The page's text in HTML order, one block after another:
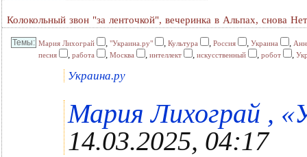
Колокольный звон "за ленточкой", вечеринка в Альпах, снова
Мария Лихограй , "Украина.ру" , Культура , Россия , Украина ,
песня
, работа , Москва , интеллект , искусственный , робот ,
Украина.ру
Мария Лихограй ,
14.03.2025, 04:17